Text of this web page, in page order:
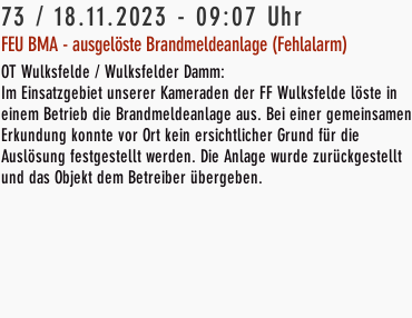
73 / 18.11.2023 - 09:07 Uhr
FEU BMA - ausgelöste Brandmeldeanlage (Fehlalarm)
OT Wulksfelde / Wulksfelder Damm:
Im Einsatzgebiet unserer Kameraden der FF Wulksfelde löste in
einem Betrieb die Brandmeldeanlage aus. Bei einer gemeinsamen
Erkundung konnte vor Ort kein ersichtlicher Grund für die
Auslösung festgestellt werden. Die Anlage wurde zurückgestellt
und das Objekt dem Betreiber übergeben.